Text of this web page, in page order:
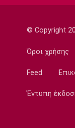
προσθήκη
ΠΑΟΚ:
© Copyright
Όροι χρήσης
Feed
Έντυπη